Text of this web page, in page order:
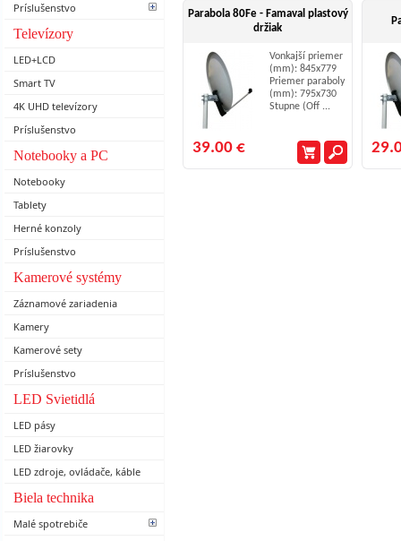
Príslušenstvo
Televízory
LED+LCD
Smart TV
4K UHD televízory
Príslušenstvo
Notebooky a PC
Notebooky
Tablety
Herné konzoly
Príslušenstvo
Kamerové systémy
Záznamové zariadenia
Kamery
Kamerové sety
Príslušenstvo
LED Svietidlá
LED pásy
LED žiarovky
LED zdroje, ovládače, káble
Biela technika
Malé spotrebiče
Parabola 80Fe - Famaval plastový
držiak
Vonkajší priemer
(mm): 845x779
Priemer paraboly
(mm): 795x730
Stupne (Off ...
39.00 €